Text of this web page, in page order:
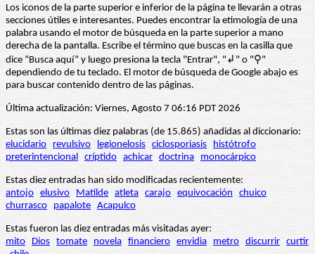
Los iconos de la parte superior e inferior de la página te llevarán a otras
secciones útiles e interesantes. Puedes encontrar la etimología de una
palabra usando el motor de búsqueda en la parte superior a mano
derecha de la pantalla. Escribe el término que buscas en la casilla que
dice “Busca aquí” y luego presiona la tecla "Entrar", "↲" o "⚲"
dependiendo de tu teclado. El motor de búsqueda de Google abajo es
para buscar contenido dentro de las páginas.
Última actualización: Viernes, Agosto 7 06:16 PDT 2026
Estas son las últimas diez palabras (de 15.865) añadidas al diccionario:
elucidario
revulsivo legionelosis ciclosporiasis
histótrofo
preterintencional críptido achicar doctrina monocárpico
Estas diez entradas han sido modificadas recientemente:
antojo elusivo Matilde atleta carajo equivocación
chuico
churrasco
papalote Acapulco
Estas fueron las diez entradas más visitadas ayer:
mito
Dios tomate novela financiero envidia metro discurrir curtir